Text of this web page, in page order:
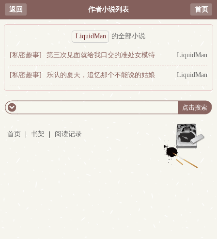
返回 作者小说列表 首页
LiquidMan 的全部小说
[私密趣事] 第三次见面就给我口交的准处女模特 LiquidMan
[私密趣事] 乐队的夏天，追忆那个不能说的姑娘 LiquidMan
首页 书架 阅读记录